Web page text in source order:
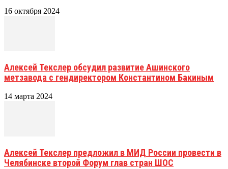
16 октября 2024
Алексей Текслер обсудил развитие Ашинского
метзавода с гендиректором Константином Бакиным
14 марта 2024
Алексей Текслер предложил в МИД России провести в
Челябинске второй Форум глав стран ШОС